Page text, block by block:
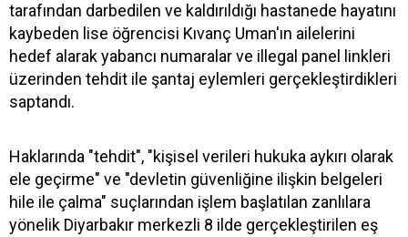
tarafından darbedilen ve kaldırıldığı hastanede hayatını
kaybeden lise öğrencisi Kıvanç Uman'ın ailelerini
hedef alarak yabancı numaralar ve illegal panel linkleri
üzerinden tehdit ile şantaj eylemleri gerçekleştirdikleri
saptandı.
Haklarında "tehdit", "kişisel verileri hukuka aykırı olarak
ele geçirme" ve "devletin güvenliğine ilişkin belgeleri
hile ile çalma" suçlarından işlem başlatılan zanlılara
yönelik Diyarbakır merkezli 8 ilde gerçekleştirilen eş